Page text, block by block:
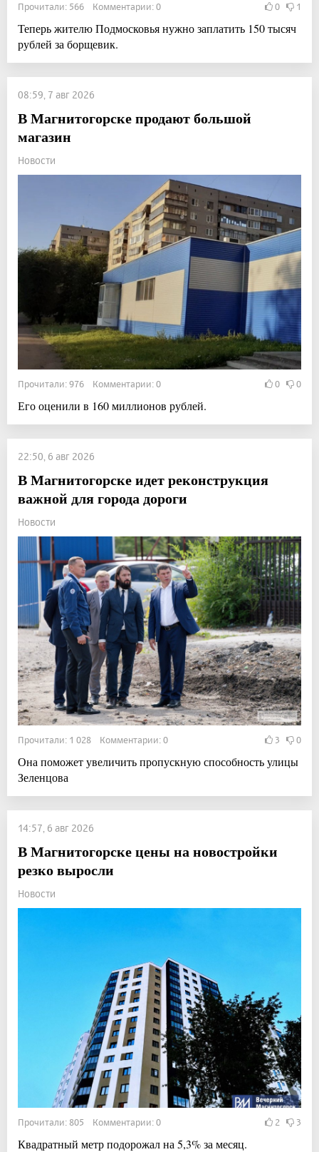
Прочитали: 566 Комментарии: 0 0 1
Теперь жителю Подмосковья нужно заплатить 150 тысяч
рублей за борщевик.
08:59, 7 авг 2026
В Магнитогорске продают большой
магазин
Новости
Прочитали: 976 Комментарии: 0 0 0
Его оценили в 160 миллионов рублей.
22:50, 6 авг 2026
В Магнитогорске идет реконструкция
важной для города дороги
Новости
Прочитали: 1 028 Комментарии: 0 3 0
Она поможет увеличить пропускную способность улицы
Зеленцова
14:57, 6 авг 2026
В Магнитогорске цены на новостройки
резко выросли
Новости
Прочитали: 805 Комментарии: 0 2 3
Квадратный метр подорожал на 5,3% за месяц.